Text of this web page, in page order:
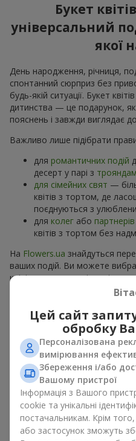
Букет
універсальний
якої
День народження, річниця,
спонтанний сюрприз без
будь-якій ситуації. Букет
дитинства — це подарунок,
пояснень і завжди виглядає
Важливо лише підібрати
для романтичних подій
десерт у парі з
для сімейних свят —
квітів з тортом, де
поєднуються з
для колег або партнерів
квітів з тортом без
На Flowers.ua знайдуться
ваших подій. Ви можете
квітів з тортом з
замовити окремо солодкий
Торти з
краса та
Торти з живими квітами – це
флористики та
десерт в поєднанні з
стильно й підкреслює
Цей сайт
обробку
Персоналізована
вимірювання
Збереження і/або
Вашому пристрої
Інформація з Вашого
cookie та унікальні
постачальникам. Крім
або застосунок зможуть